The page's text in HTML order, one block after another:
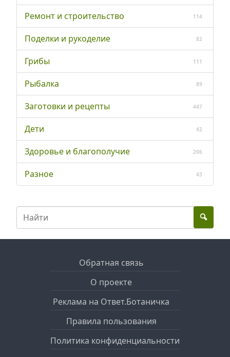
Ремонт и строительство 114
Поделки и рукоделие 82
Грибы 111
Рыбалка 89
Заготовки и рецепты 447
Дети 42
Здоровье и благополучие 206
Разное 43
Обратная связь
О проекте
Реклама на Ответ.Ботаничка
Правила пользования
Политика конфиденциальности